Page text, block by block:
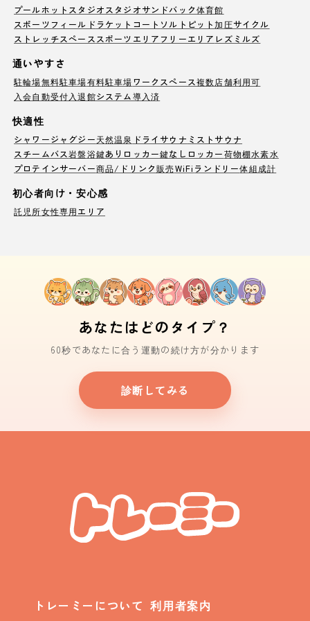
プールホットスタジオ スタジオサンドバック体育館
スポーツフィールド ラケットコート ソルトピット加圧サイクル
ストレッチスペース スポーツエリア フリーエリア レズミルズ
通いやすさ
駐輪場無料駐車場有料駐車場ワークスペース複数店舗利用可
入会自動受付 入退館システム導入済
快適性
シャワージャグジー天然温泉 ドライサウナ ミストサウナ
スチームバス岩盤浴鍵ありロッカー鍵なしロッカー荷物棚水素水
プロテインサーバー商品/ドリンク販売WiFi ランドリー体組成計
初心者向け・安心感
託児所女性専用エリア
あなたはどのタイプ？
60秒であなたに合う運動の続け方が分かります
診断してみる
トレーミーについて 利用者案内